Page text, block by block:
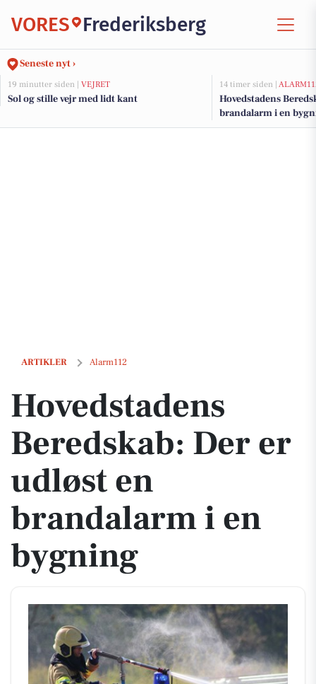
VORES Frederiksberg
Seneste nyt ›
19 minutter siden | VEJRET
Sol og stille vejr med lidt kant
14 timer siden |
Hovedstadens
brandalarm i en
ARTIKLER Alarm112
Hovedstadens Beredskab: Der er udløst en brandalarm i en bygning
Hovedstadens
Beredskab: Der er
udløst en
brandalarm i en
bygning